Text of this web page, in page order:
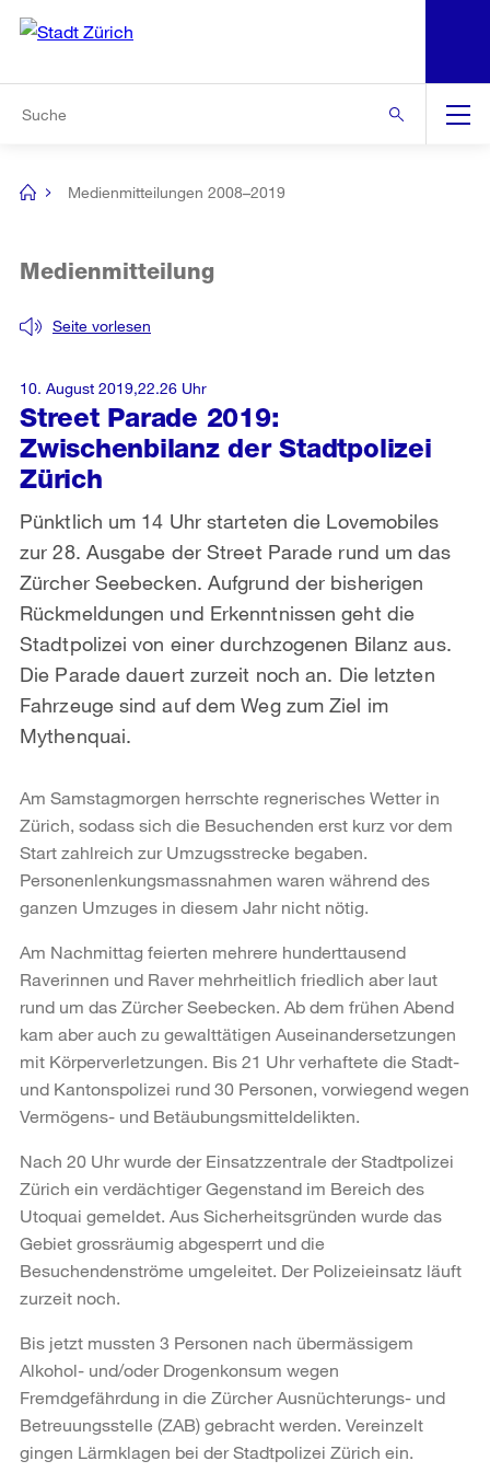
Navigation
[no
Medienmitteilungen 2008–2019
Street Parade 2019:
Zwischenbilanz der Stadtpolizei
Zürich
Seite vorlesen
Medienmitteilung
Pünktlich um 14 Uhr starteten die Lovemobiles
zur 28. Ausgabe der Street Parade rund um das
Zürcher Seebecken. Aufgrund der bisherigen
Rückmeldungen und Erkenntnissen geht die
Stadtpolizei von einer durchzogenen Bilanz aus.
Die Parade dauert zurzeit noch an. Die letzten
Fahrzeuge sind auf dem Weg zum Ziel im
Mythenquai.
10. August 2019,22.26 Uhr
Am Samstagmorgen herrschte regnerisches Wetter in
Zürich, sodass sich die Besuchenden erst kurz vor dem
Start zahlreich zur Umzugsstrecke begaben.
Personenlenkungsmassnahmen waren während des
ganzen Umzuges in diesem Jahr nicht nötig.
Am Nachmittag feierten mehrere hunderttausend
Raverinnen und Raver mehrheitlich friedlich aber laut
rund um das Zürcher Seebecken. Ab dem frühen Abend
kam aber auch zu gewalttätigen Auseinandersetzungen
mit Körperverletzungen. Bis 21 Uhr verhaftete die Stadt-
und Kantonspolizei rund 30 Personen, vorwiegend wegen
Vermögens- und Betäubungsmitteldelikten.
Nach 20 Uhr wurde der Einsatzzentrale der Stadtpolizei
Zürich ein verdächtiger Gegenstand im Bereich des
Utoquai gemeldet. Aus Sicherheitsgründen wurde das
Gebiet grossräumig abgesperrt und die
Besuchendenströme umgeleitet. Der Polizeieinsatz läuft
zurzeit noch.
Bis jetzt mussten 3 Personen nach übermässigem
Alkohol- und/oder Drogenkonsum wegen
Fremdgefährdung in die Zürcher Ausnüchterungs- und
Betreuungsstelle (ZAB) gebracht werden. Vereinzelt
gingen Lärmklagen bei der Stadtpolizei Zürich ein.